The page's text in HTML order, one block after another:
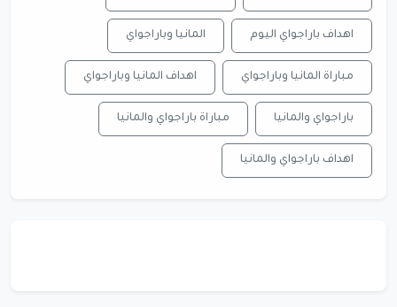
اهداف باراجواي اليوم المانيا وباراجواي
مباراة المانيا وباراجواي اهداف المانيا وباراجواي
باراجواي والمانيا مباراة باراجواي والمانيا
اهداف باراجواي والمانيا